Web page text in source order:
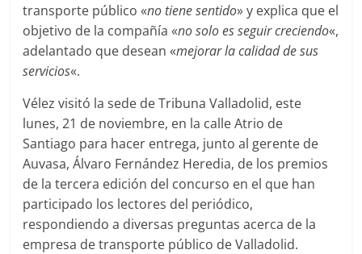
transporte público «no tiene sentido» y explica que el
objetivo de la compañía «no solo es seguir creciendo«,
adelantado que desean «mejorar la calidad de sus
servicios«.
Vélez visitó la sede de Tribuna Valladolid, este
lunes, 21 de noviembre, en la calle Atrio de
Santiago para hacer entrega, junto al gerente de
Auvasa, Álvaro Fernández Heredia, de los premios
de la tercera edición del concurso en el que han
participado los lectores del periódico,
respondiendo a diversas preguntas acerca de la
empresa de transporte público de Valladolid.